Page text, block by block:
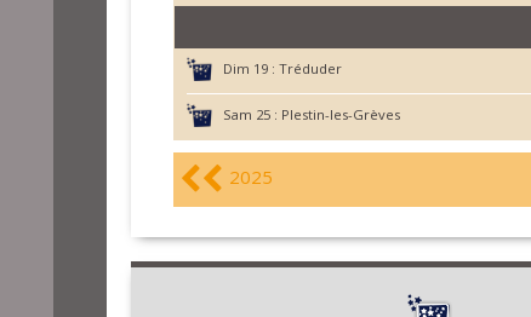
Dim 19 : Tréduder
Sam 25 : Plestin-les-Grèves
2025